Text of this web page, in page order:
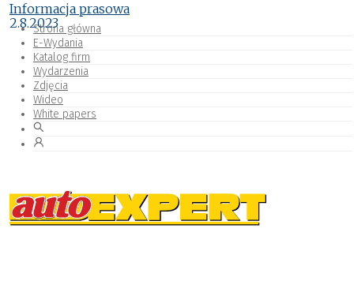
Strona główna
E-Wydania
Katalog firm
Wydarzenia
Zdjęcia
Wideo
White papers
Informacja prasowa
2.8.2023